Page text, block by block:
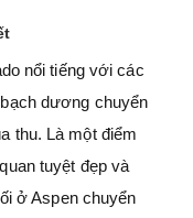
nổi tiếng với các
dương chuyển
thu. Là một điểm
tuyệt đẹp và
ở Aspen chuyển